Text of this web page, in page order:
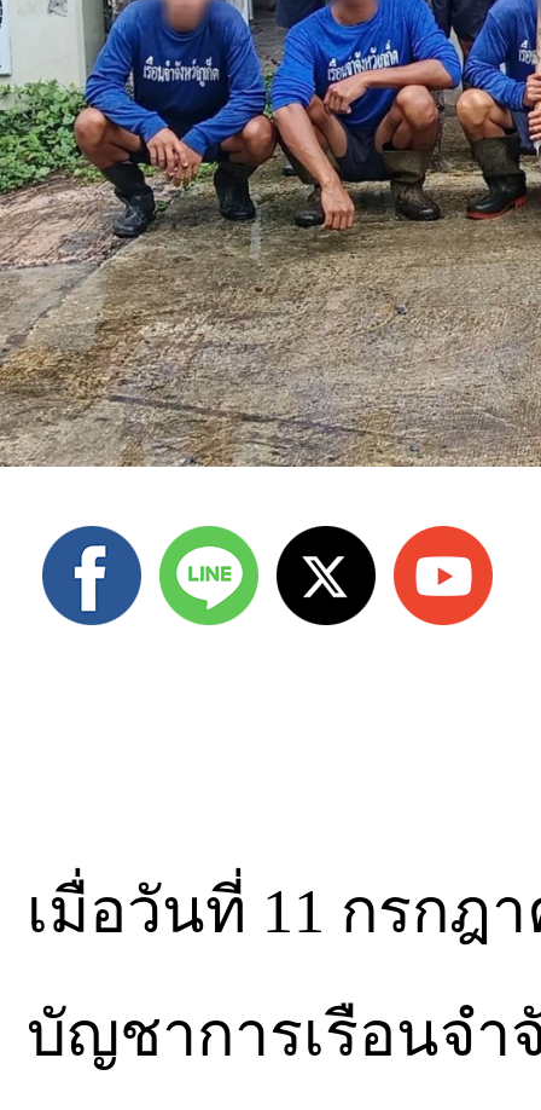
เมื่อวันที่ 11 กรกฎ
บัญชาการเรือนจำ